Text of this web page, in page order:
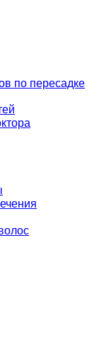
по пересадке